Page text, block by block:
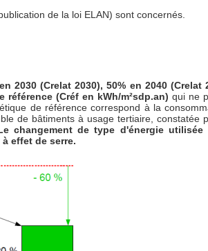
de la loi ELAN) sont concernés.
2030 (Crelat 2030), 50% en 2040 (Crelat
référence (Créf en kWh/m²sdp.an)qui ne
de référence correspond à la
de bâtiments à usage tertiaire, constatée
changement de type d'énergie
effet de serre.